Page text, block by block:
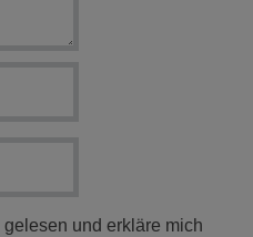
gelesen und erkläre mich